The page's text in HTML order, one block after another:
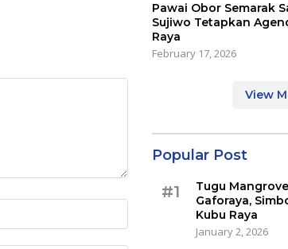
Pawai Obor Semarak
Sujiwo Tetapkan
Raya
February 17, 2026
View
Popular Post
#1
Tugu
Gaforaya,
Kubu Raya
January 2, 2026